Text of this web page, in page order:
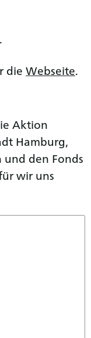
die Webseite.
Aktion
Hamburg,
den Fonds
wir uns